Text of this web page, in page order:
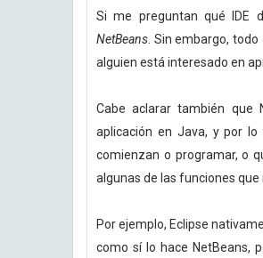
Si me preguntan qué IDE
NetBeans . Sin embargo,
alguien está interesado en
Cabe aclarar también que
aplicación en Java, y por
comienzan o programar, o
algunas de las funciones
Por ejemplo, Eclipse
como sí lo hace NetBeans,